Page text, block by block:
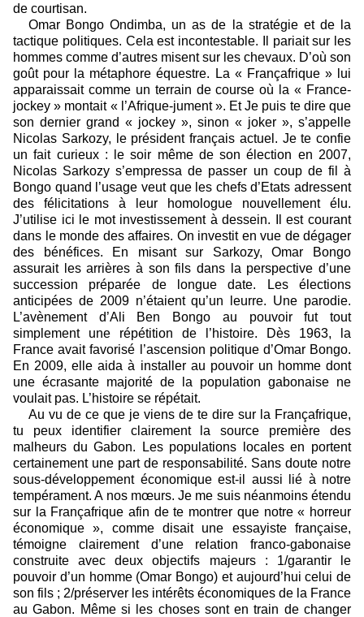
de courtisan.
Omar Bongo Ondimba, un as de la stratégie et de la
tactique politiques. Cela est incontestable.
Il pariait sur les
hommes comme d’autres misent sur les chevaux. D’où son
goût pour la métaphore équestre. La « Françafrique » lui
apparaissait comme un terrain de course où la « France-
jockey » montait « l’Afrique-jument ». Et Je puis te dire que
son dernier grand « jockey », sinon « joker », s’appelle
Nicolas Sarkozy, le président français actuel. Je te confie
un fait curieux : le soir même de son élection en 2007,
Nicolas Sarkozy s’empressa de passer un coup de fil à
Bongo quand l’usage veut que les chefs d’Etats adressent
des félicitations à leur homologue nouvellement élu.
J’utilise ici le mot investissement à dessein. Il est courant
dans le monde des affaires. On investit en vue de dégager
des bénéfices. En misant sur Sarkozy, Omar Bongo
assurait les arrières à son fils dans la perspective d’une
succession préparée de longue date. Les élections
anticipées de 2009 n’étaient qu’un leurre. Une parodie.
L’avènement d’Ali Ben Bongo au pouvoir fut tout
simplement une répétition de l’histoire. Dès 1963, la
France avait favorisé l’ascension politique d’Omar Bongo.
En 2009, elle aida à installer au pouvoir un homme dont
une écrasante majorité de la population gabonaise ne
voulait pas. L’histoire se répétait.
Au vu de ce que je viens de te dire sur la Françafrique,
tu peux identifier clairement la source première des
malheurs du Gabon. Les populations locales en portent
certainement une part de responsabilité. Sans doute notre
sous-développement économique est-il aussi lié à notre
tempérament. A nos mœurs. Je me suis néanmoins étendu
sur la Françafrique afin de te montrer que notre « horreur
économique », comme disait une essayiste française,
témoigne clairement d’une relation franco-gabonaise
construite avec deux objectifs majeurs : 1/garantir le
pouvoir d’un homme (Omar Bongo) et aujourd’hui celui de
son fils ; 2/préserver les intérêts économiques de la France
au Gabon. Même si les choses sont en train de changer